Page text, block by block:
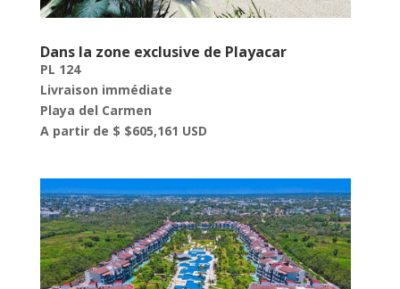
Dans la zone exclusive de Playacar
PL 124
Livraison immédiate
Playa del Carmen
A partir de $ $605,161 USD